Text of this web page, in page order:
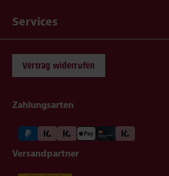
Services
Vertrag widerrufen
Zahlungsarten
Versandpartner